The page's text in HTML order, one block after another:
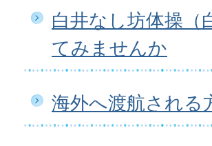
白井なし坊体操（
てみませんか
海外へ渡航される